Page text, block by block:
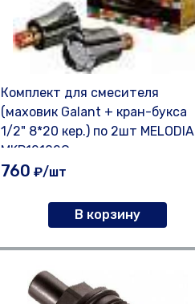
Комплект для смесителя
(маховик Galant + кран-букса
1/2" 8*20 кер.) по 2шт MELODIA
MKP12102C
760 ₽/шт
В корзину